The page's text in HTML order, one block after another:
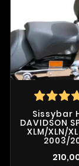
Sissybar
DAVIDSON
XLM/XLN/
2003/